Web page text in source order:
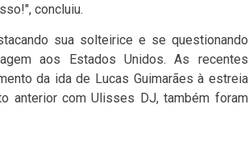
concluiu.
sua solteirice e se questionando
aos Estados Unidos. As recentes
da ida de Lucas Guimarães à estreia
anterior com Ulisses DJ, também foram